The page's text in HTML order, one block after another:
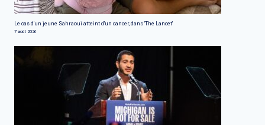
Le cas d'un jeune Sahraoui atteint d'un cancer, dans 'The Lancet'
7 août 2026